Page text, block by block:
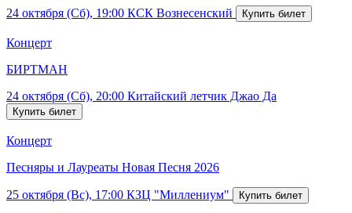
24 октября (Сб), 19:00 КСК Вознесенский
Концерт
БИРТМАН
24 октября (Сб), 20:00 Китайский летчик Джао Да
Концерт
Песняры и Лауреаты Новая Песня 2026
25 октября (Вс), 17:00 КЗЦ "Миллениум"